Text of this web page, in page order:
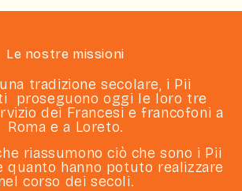
Le nostre missioni
tradizione secolare, i Pii
proseguono oggi le loro tre
dei Francesi e francofoni a
Roma e a Loreto.
riassumono ciò che sono i Pii
quanto hanno potuto realizzare
corso dei secoli.